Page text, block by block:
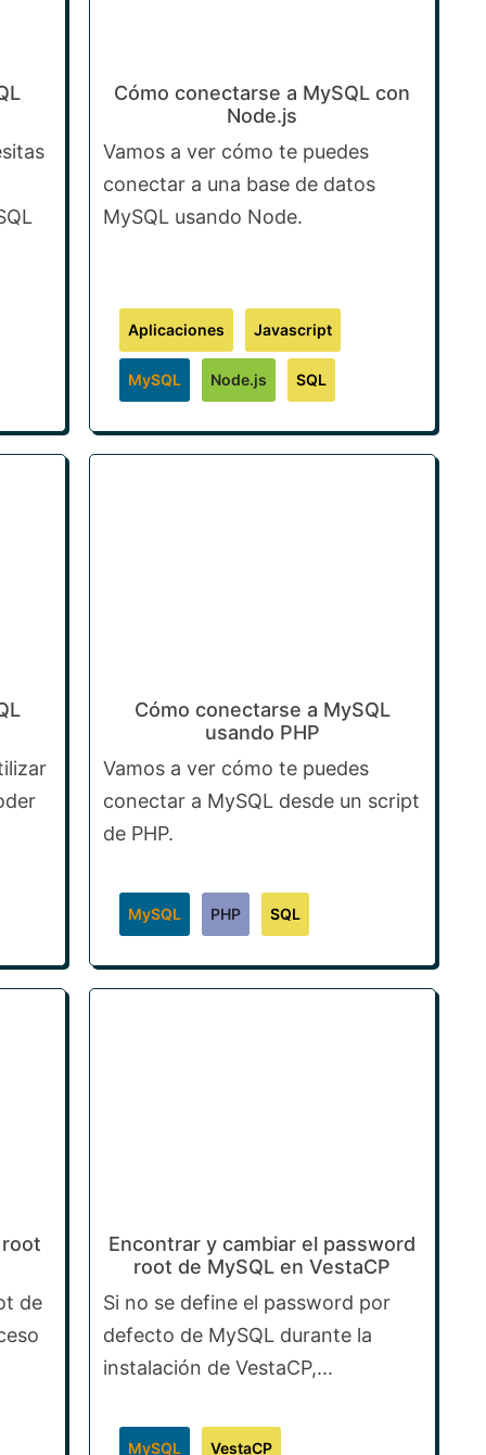
Cómo conectarse a MySQL con
Node.js
Vamos a ver cómo te puedes
conectar a una base de datos
MySQL usando Node.
Aplicaciones Javascript
MySQL Node.js SQL
Cómo conectarse a MySQL
usando PHP
Vamos a ver cómo te puedes
conectar a MySQL desde un script
de PHP.
MySQL PHP SQL
de
Encontrar y cambiar el password
root de MySQL en VestaCP
Si no se define el password por
defecto de MySQL durante la
instalación de VestaCP,...
MySQL VestaCP